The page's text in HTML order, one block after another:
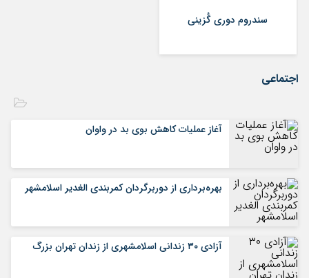
سندروم دوری گُزینی
اجتماعی
آغاز عملیات کاهش بوی بد در واوان
بهره‌برداری از دوربرگردان کمربندی الغدیر اسلامشهر
آزادی ۳۰ زندانی اسلامشهری از زندان تهران بزرگ